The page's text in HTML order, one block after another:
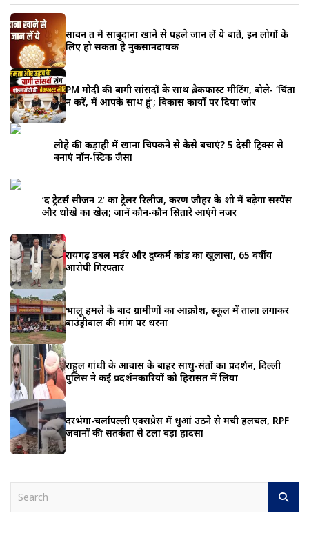
सावन व्रत में साबुदाना खाने से पहले जान लें ये बातें, इन लोगों के
लिए हो सकता है नुकसानदायक
PM मोदी की बागी सांसदों के साथ ब्रेकफास्ट मीटिंग, बोले- ‘चिंता
न करें, मैं आपके साथ हूं’; विकास कार्यों पर दिया जोर
लोहे की कड़ाही में खाना चिपकने से कैसे बचाएं? 5 देसी ट्रिक्स से
बनाएं नॉन-स्टिक जैसा
‘द ट्रेटर्स सीजन 2’ का ट्रेलर रिलीज, करण जौहर के शो में बढ़ेगा सस्पेंस
और धोखे का खेल; जानें कौन-कौन सितारे आएंगे नजर
रायगढ़ डबल मर्डर और दुष्कर्म कांड का खुलासा, 65 वर्षीय
आरोपी गिरफ्तार
भालू हमले के बाद ग्रामीणों का आक्रोश, स्कूल में ताला लगाकर
बाउंड्रीवाल की मांग पर धरना
राहुल गांधी के आवास के बाहर साधु-संतों का प्रदर्शन, दिल्ली
पुलिस ने कई प्रदर्शनकारियों को हिरासत में लिया
दरभंगा-चर्लापल्ली एक्सप्रेस में धुआं उठने से मची हलचल, RPF
जवानों की सतर्कता से टला बड़ा हादसा